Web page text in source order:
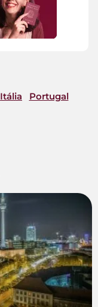
Itália
Portugal